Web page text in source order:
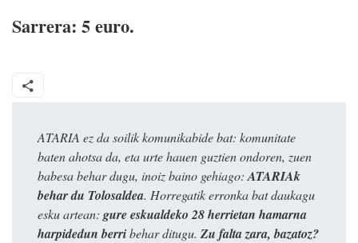
Sarrera: 5 euro.
ATARIA ez da soilik komunikabide bat: komunitate
baten ahotsa da, eta urte hauen guztien ondoren, zuen
babesa behar dugu, inoiz baino gehiago: ATARIAk
behar du Tolosaldea. Horregatik erronka bat daukagu
esku artean: gure eskualdeko 28 herrietan hamarna
harpidedun berribehar ditugu. Zu falta zara, bazatoz?